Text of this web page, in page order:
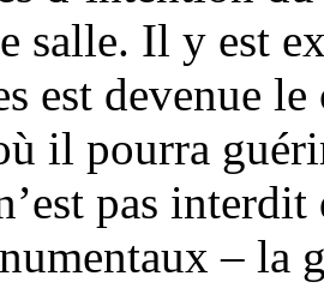
salle. Il y est
est devenue
il pourra
pas
– la